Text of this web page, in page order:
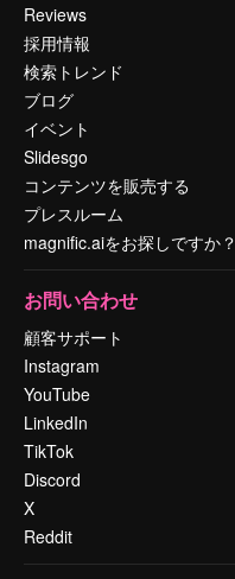
Reviews
採用情報
検索トレンド
ブログ
イベント
Slidesgo
コンテンツを販売する
プレスルーム
magnific.aiをお探しですか？
お問い合わせ
顧客サポート
Instagram
YouTube
LinkedIn
TikTok
Discord
X
Reddit